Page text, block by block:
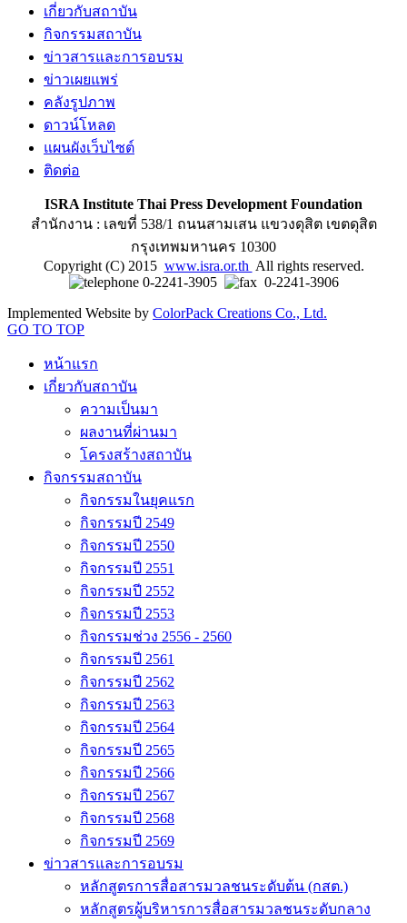
เกี่ยวกับสถาบัน
กิจกรรมสถาบัน
ข่าวสารและการอบรม
ข่าวเผยแพร่
คลังรูปภาพ
ดาวน์โหลด
แผนผังเว็บไซต์
ติดต่อ
ISRA Institute Thai Press Development Foundation
สำนักงาน : เลขที่ 538/1 ถนนสามเสน แขวงดุสิต เขตดุสิต
กรุงเทพมหานคร 10300
Copyright (C) 2015 www.isra.or.th All rights reserved.
0-2241-3905
0-2241-3906
Implemented Website by ColorPack Creations Co., Ltd.
GO TO TOP
หน้าแรก
เกี่ยวกับสถาบัน
ความเป็นมา
ผลงานที่ผ่านมา
โครงสร้างสถาบัน
กิจกรรมสถาบัน
กิจกรรมในยุคแรก
กิจกรรมปี 2549
กิจกรรมปี 2550
กิจกรรมปี 2551
กิจกรรมปี 2552
กิจกรรมปี 2553
กิจกรรมช่วง 2556 - 2560
กิจกรรมปี 2561
กิจกรรมปี 2562
กิจกรรมปี 2563
กิจกรรมปี 2564
กิจกรรมปี 2565
กิจกรรมปี 2566
กิจกรรมปี 2567
กิจกรรมปี 2568
กิจกรรมปี 2569
ข่าวสารและการอบรม
หลักสูตรการสื่อสารมวลชนระดับต้น (กสต.)
หลักสูตรผู้บริหารการสื่อสารมวลชนระดับกลาง